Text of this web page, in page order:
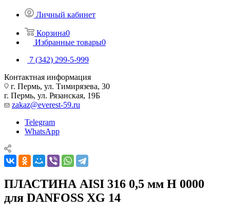
Личный кабинет
Корзина0
Избранные товары0
7 (342) 299-5-999
Контактная информация
г. Пермь, ул. Тимирязева, 30
г. Пермь, ул. Рязанская, 19Б
zakaz@everest-59.ru
Telegram
WhatsApp
ПЛАСТИНА AISI 316 0,5 мм H 0000
для DANFOSS XG 14